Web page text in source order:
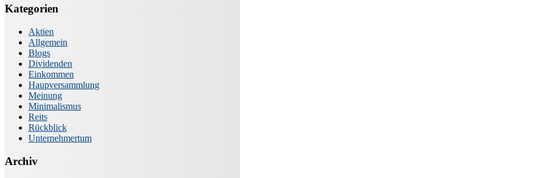
Kategorien
Aktien
Allgemein
Blogs
Dividenden
Einkommen
Haupversammlung
Meinung
Minimalismus
Reits
Rückblick
Unternehmertum
Archiv